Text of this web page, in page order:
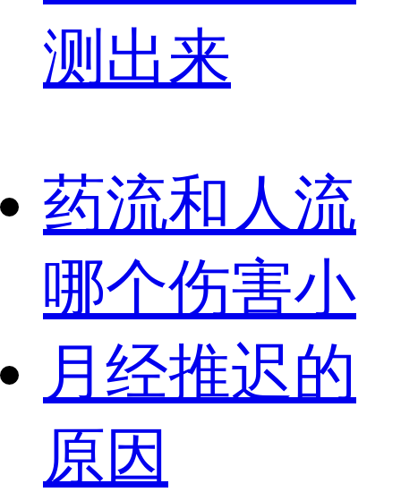
测出来
药流和人流
哪个伤害小
月经推迟的
原因